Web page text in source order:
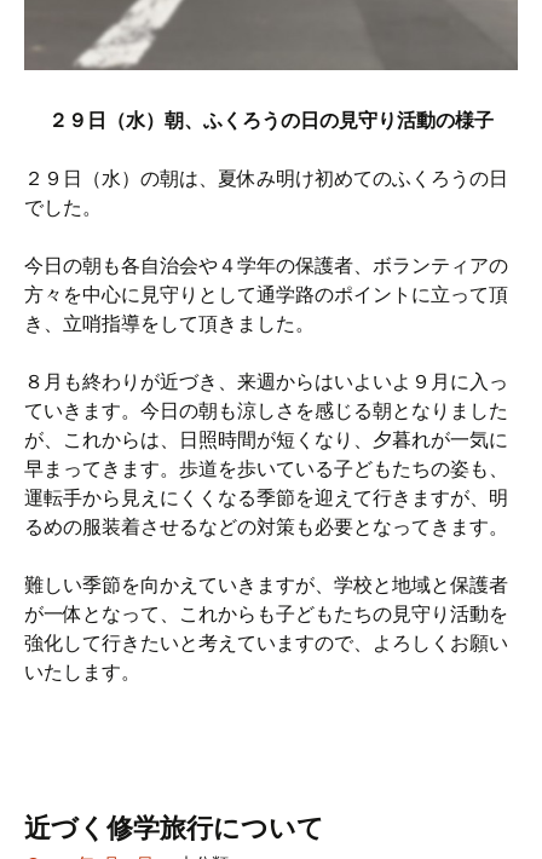
２９日（水）朝、ふくろうの日の見守り活動の様子
２９日（水）の朝は、夏休み明け初めてのふくろうの日
でした。
今日の朝も各自治会や４学年の保護者、ボランティアの
方々を中心に見守りとして通学路のポイントに立って頂
き、立哨指導をして頂きました。
８月も終わりが近づき、来週からはいよいよ９月に入っ
ていきます。今日の朝も涼しさを感じる朝となりました
が、これからは、日照時間が短くなり、夕暮れが一気に
早まってきます。歩道を歩いている子どもたちの姿も、
運転手から見えにくくなる季節を迎えて行きますが、明
るめの服装着させるなどの対策も必要となってきます。
難しい季節を向かえていきますが、学校と地域と保護者
が一体となって、これからも子どもたちの見守り活動を
強化して行きたいと考えていますので、よろしくお願い
いたします。
近づく修学旅行について